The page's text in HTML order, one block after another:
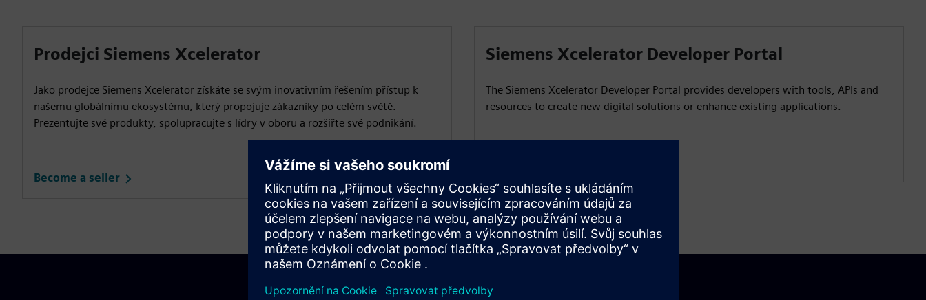
Prodejci Siemens Xcelerator
Jako prodejce Siemens Xcelerator získáte se svým inovativním řešením přístup k
našemu globálnímu ekosystému, který propojuje zákazníky po celém světě.
Prezentujte své produkty, spolupracujte s lídry v oboru a rozšiřte své podnikání.
Become a seller
Siemens Xcelerator Developer Portal
The Siemens Xcelerator Developer Portal provides developers with tools, APIs and
resources to create new digital solutions or enhance existing applications.